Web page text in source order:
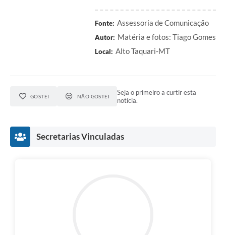
Fonte: Assessoria de Comunicação
Autor: Matéria e fotos: Tiago Gomes
Local: Alto Taquari-MT
GOSTEI NÃO GOSTEI
Seja o primeiro a curtir esta
notícia.
Secretarias Vinculadas